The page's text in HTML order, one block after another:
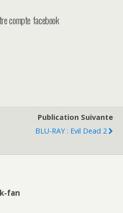
compte facebook
Publication Suivante
BLU-RAY : Evil Dead 2
fan